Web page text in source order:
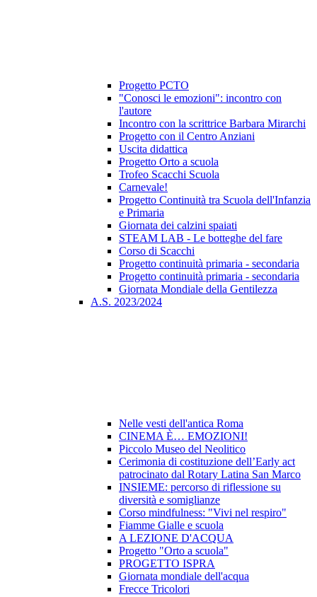
Progetto PCTO
"Conosci le emozioni": incontro con
l'autore
Incontro con la scrittrice Barbara Mirarchi
Progetto con il Centro Anziani
Uscita didattica
Progetto Orto a scuola
Trofeo Scacchi Scuola
Carnevale!
Progetto Continuità tra Scuola dell'Infanzia
e Primaria
Giornata dei calzini spaiati
STEAM LAB - Le botteghe del fare
Corso di Scacchi
Progetto continuità primaria - secondaria
Progetto continuità primaria - secondaria
Giornata Mondiale della Gentilezza
A.S. 2023/2024
Nelle vesti dell'antica Roma
CINEMA È… EMOZIONI!
Piccolo Museo del Neolitico
Cerimonia di costituzione dell’Early act
patrocinato dal Rotary Latina San Marco
INSIEME: percorso di riflessione su
diversità e somiglianze
Corso mindfulness: "Vivi nel respiro"
Fiamme Gialle e scuola
A LEZIONE D'ACQUA
Progetto "Orto a scuola"
PROGETTO ISPRA
Giornata mondiale dell'acqua
Frecce Tricolori